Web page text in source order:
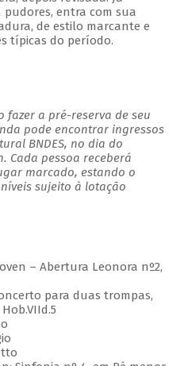
entra com sua
de estilo marcante e
típicas do período.
fazer a pré-reserva de seu
pode encontrar ingressos
BNDES, no dia do
Cada pessoa receberá
marcado, estando o
sujeito à lotação
– Abertura Leonora nº2,
para duas trompas,